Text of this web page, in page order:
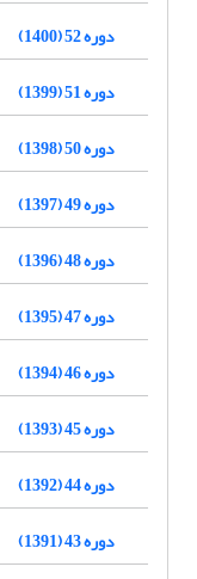
دوره 52 (1400)
دوره 51 (1399)
دوره 50 (1398)
دوره 49 (1397)
دوره 48 (1396)
دوره 47 (1395)
دوره 46 (1394)
دوره 45 (1393)
دوره 44 (1392)
دوره 43 (1391)